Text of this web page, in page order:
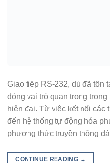
Giao tiếp RS-232, dù đã tồn
đóng vai trò quan trọng
hiện đại. Từ việc kết nối các
đến hệ thống tự động hóa
phương thức truyền thông
CONTINUE READING →